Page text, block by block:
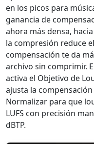
en los picos para
ganancia de
ahora más densa,
la compresión reduce
compensación te da
archivo sin comprimir.
activa el Objetivo de
ajusta la
Normalizar para que
LUFS con precisión
dBTP.